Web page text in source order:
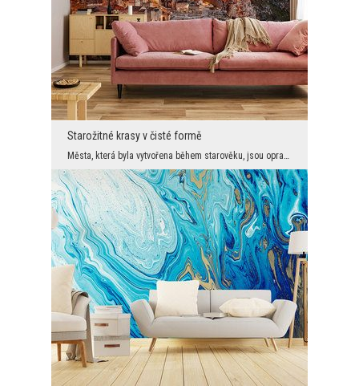
Starožitné krasy v čisté formě
Města, která byla vytvořena během starověku, jsou opravdu nádherná. Jejich struktura je obvykle p...